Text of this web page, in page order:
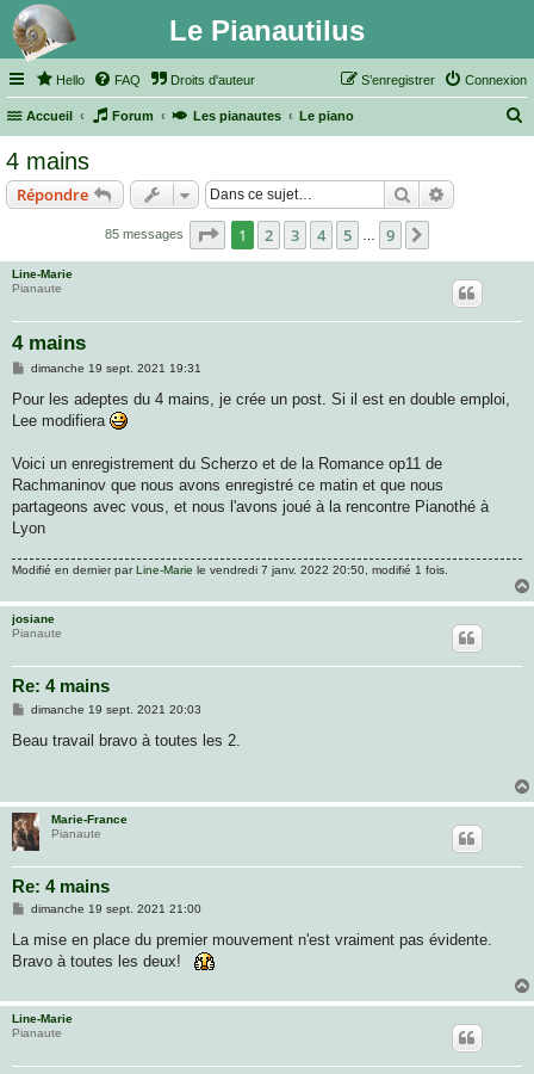
Le Pianautilus
Hello FAQ Droits d'auteur Connexion
S’enregistrer
Accueil Forum Les pianautes Le piano
4 mains
Répondre Rechercher
85 messages Page 1sur9
1 2 3 4 5 9
Line-Marie
Pianaute
4 mains
M
s
a
dimanche 19 sept. 2021 19:31
Pour les adeptes du 4 mains, je crée un post. Si il est en double emploi,
Lee modifiera
Voici un enregistrement du Scherzo et de la Romance op11 de
Rachmaninov que nous avons enregistré ce matin et que nous
partageons avec vous, et nous l'avons joué à la rencontre Pianothé à
Lyon
Modifié en dernier parLine-Marie le vendredi 7 janv. 2022 20:50, modifié 1 fois.
josiane
Pianaute
Re: 4 mains
M
s
dimanche 19 sept. 2021 20:03
Beau travail bravo à toutes les 2.
Marie-France
Pianaute
Re: 4 mains
M
s
a
dimanche 19 sept. 2021 21:00
La mise en place du premier mouvement n'est vraiment pas évidente.
Bravo à toutes les deux!
Line-Marie
Pianaute